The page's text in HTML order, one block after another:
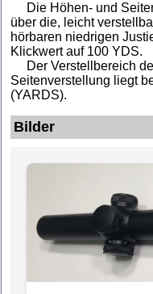
Die Höhen- und
über die, leicht
hörbaren niedrigen
Klickwert auf 100 YDS.
Der Verstellbereich
Seitenverstellung liegt
(YARDS).
Bilder